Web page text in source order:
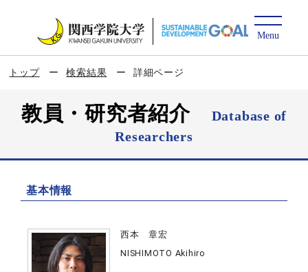
トップ 検索結果 詳細ページ
教員・研究者紹介
Database of
Researchers
基本情報
西本 章宏
NISHIMOTO Akihiro